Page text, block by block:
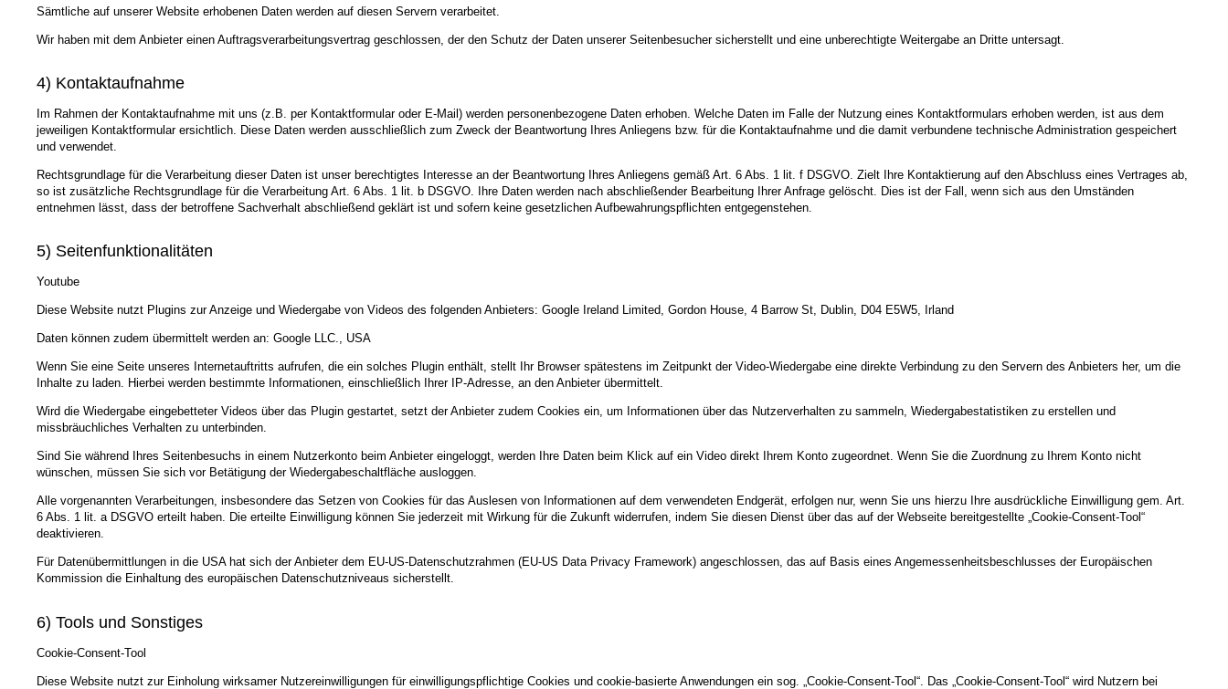
Sämtliche auf unserer Website erhobenen Daten werden auf diesen Servern verarbeitet.
Wir haben mit dem Anbieter einen Auftragsverarbeitungsvertrag geschlossen, der den Schutz der Daten unserer Seitenbesucher sicherstellt und eine unberechtigte Weitergabe an Dritte untersagt.
4) Kontaktaufnahme
Im Rahmen der Kontaktaufnahme mit uns (z.B. per Kontaktformular oder E-Mail) werden personenbezogene Daten erhoben. Welche Daten im Falle der Nutzung eines Kontaktformulars erhoben werden, ist aus dem
jeweiligen Kontaktformular ersichtlich. Diese Daten werden ausschließlich zum Zweck der Beantwortung Ihres Anliegens bzw. für die Kontaktaufnahme und die damit verbundene technische Administration gespeichert
und verwendet.
Rechtsgrundlage für die Verarbeitung dieser Daten ist unser berechtigtes Interesse an der Beantwortung Ihres Anliegens gemäß Art. 6 Abs. 1 lit. f DSGVO. Zielt Ihre Kontaktierung auf den Abschluss eines Vertrages ab,
so ist zusätzliche Rechtsgrundlage für die Verarbeitung Art. 6 Abs. 1 lit. b DSGVO. Ihre Daten werden nach abschließender Bearbeitung Ihrer Anfrage gelöscht. Dies ist der Fall, wenn sich aus den Umständen
entnehmen lässt, dass der betroffene Sachverhalt abschließend geklärt ist und sofern keine gesetzlichen Aufbewahrungspflichten entgegenstehen.
5) Seitenfunktionalitäten
Youtube
Diese Website nutzt Plugins zur Anzeige und Wiedergabe von Videos des folgenden Anbieters: Google Ireland Limited, Gordon House, 4 Barrow St, Dublin, D04 E5W5, Irland
Daten können zudem übermittelt werden an: Google LLC., USA
Wenn Sie eine Seite unseres Internetauftritts aufrufen, die ein solches Plugin enthält, stellt Ihr Browser spätestens im Zeitpunkt der Video-Wiedergabe eine direkte Verbindung zu den Servern des Anbieters her, um die
Inhalte zu laden. Hierbei werden bestimmte Informationen, einschließlich Ihrer IP-Adresse, an den Anbieter übermittelt.
Wird die Wiedergabe eingebetteter Videos über das Plugin gestartet, setzt der Anbieter zudem Cookies ein, um Informationen über das Nutzerverhalten zu sammeln, Wiedergabestatistiken zu erstellen und
missbräuchliches Verhalten zu unterbinden.
Sind Sie während Ihres Seitenbesuchs in einem Nutzerkonto beim Anbieter eingeloggt, werden Ihre Daten beim Klick auf ein Video direkt Ihrem Konto zugeordnet. Wenn Sie die Zuordnung zu Ihrem Konto nicht
wünschen, müssen Sie sich vor Betätigung der Wiedergabeschaltfläche ausloggen.
Alle vorgenannten Verarbeitungen, insbesondere das Setzen von Cookies für das Auslesen von Informationen auf dem verwendeten Endgerät, erfolgen nur, wenn Sie uns hierzu Ihre ausdrückliche Einwilligung gem. Art.
6 Abs. 1 lit. a DSGVO erteilt haben. Die erteilte Einwilligung können Sie jederzeit mit Wirkung für die Zukunft widerrufen, indem Sie diesen Dienst über das auf der Webseite bereitgestellte „Cookie-Consent-Tool“
deaktivieren.
Für Datenübermittlungen in die USA hat sich der Anbieter dem EU-US-Datenschutzrahmen (EU-US Data Privacy Framework) angeschlossen, das auf Basis eines Angemessenheitsbeschlusses der Europäischen
Kommission die Einhaltung des europäischen Datenschutzniveaus sicherstellt.
6) Tools und Sonstiges
Cookie-Consent-Tool
Diese Website nutzt zur Einholung wirksamer Nutzereinwilligungen für einwilligungspflichtige Cookies und cookie-basierte Anwendungen ein sog. „Cookie-Consent-Tool“. Das „Cookie-Consent-Tool“ wird Nutzern bei